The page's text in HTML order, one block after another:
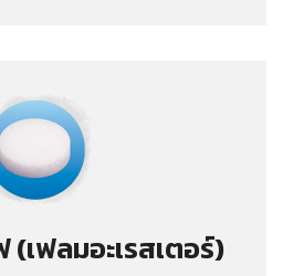
เฟลมอะเรสเตอร์)